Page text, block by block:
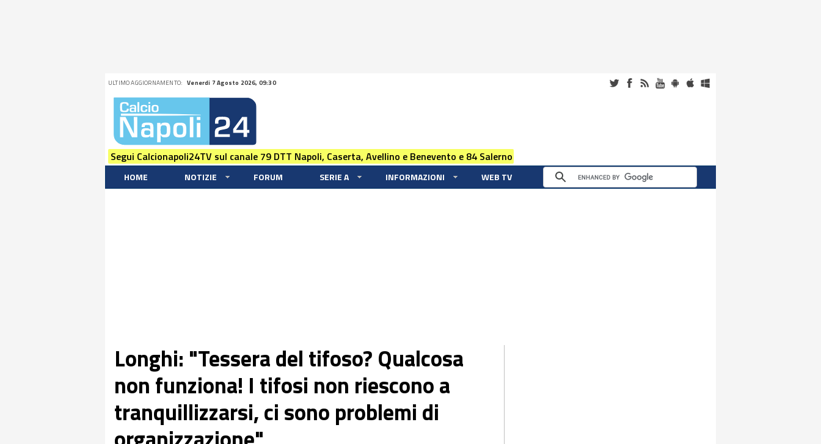
ULTIMO AGGIORNAMENTO: Venerdi 7 Agosto 2026, 09:30
Segui Calcionapoli24TV sul canale 79 DTT Napoli, Caserta, Avellino e Benevento e 84 Salerno
HOME NOTIZIE FORUM SERIE A INFORMAZIONI WEB TV
Longhi: "Tessera del tifoso? Qualcosa
non funziona! I tifosi non riescono a
tranquillizzarsi, ci sono problemi di